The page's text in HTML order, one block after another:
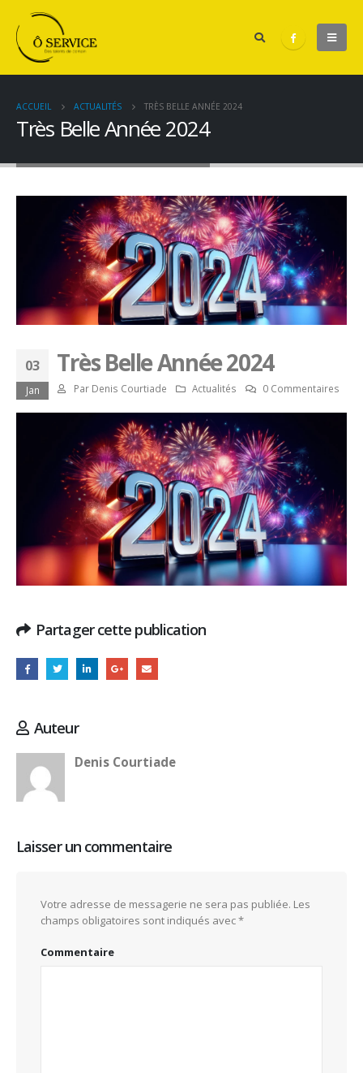
ACCUEIL ACTUALITÉS TRÈS BELLE ANNÉE 2024
Très Belle Année 2024
03
Jan
Très Belle Année 2024
Par Denis Courtiade Actualités 0 Commentaires
Partager cette publication
Auteur
Denis Courtiade
Laisser un commentaire
Votre adresse de messagerie ne sera pas publiée. Les
champs obligatoires sont indiqués avec*
Commentaire